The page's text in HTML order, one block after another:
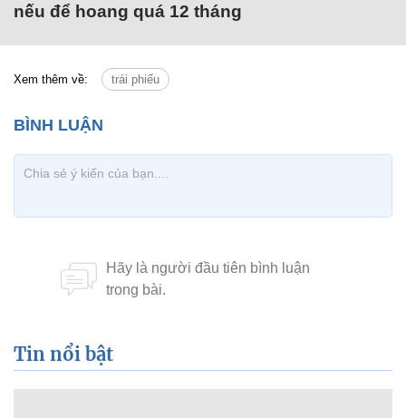
nếu để hoang quá 12 tháng
Xem thêm về: trái phiếu
Tin nổi bật